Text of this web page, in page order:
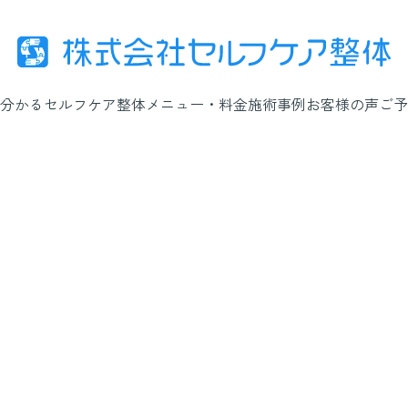
かるセルフケア整体メニュー・料金施術事例お客様の声ご